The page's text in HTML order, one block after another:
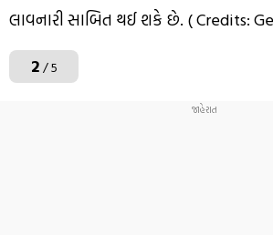
લાવનારી સાબિત થઈ શકે છે. ( Credits:
2/ 5